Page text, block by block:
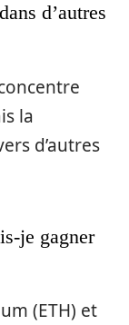
d’autres
la
d’autres
je gagner
(ETH) et